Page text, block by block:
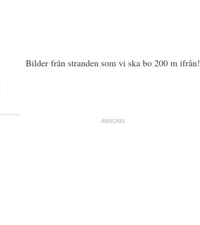
Bilder från stranden som vi ska bo 200 m ifrån!